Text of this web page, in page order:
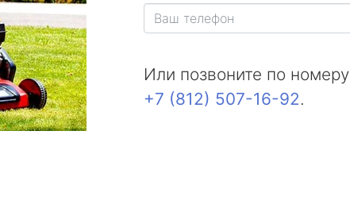
Или позвоните по номеру
+7 (812) 507-16-92.